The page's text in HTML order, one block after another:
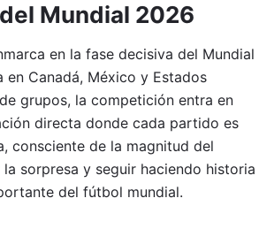
Mundial 2026
en la fase decisiva del Mundial
en Canadá, México y Estados
grupos, la competición entra en
directa donde cada partido es
consciente de la magnitud del
sorpresa y seguir haciendo historia
del fútbol mundial.